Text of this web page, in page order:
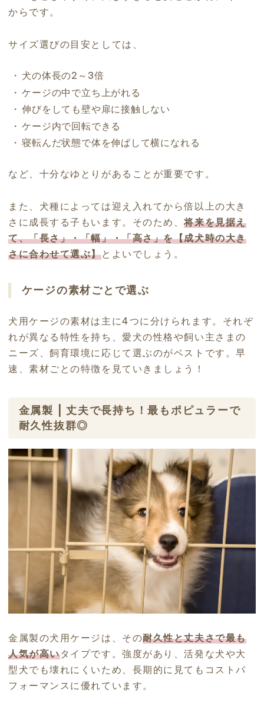
からです。
サイズ選びの目安としては、
犬の体長の2～3倍
ケージの中で立ち上がれる
伸びをしても壁や扉に接触しない
ケージ内で回転できる
寝転んだ状態で体を伸ばして横になれる
など、十分なゆとりがあることが重要です。
また、犬種によっては迎え入れてから倍以上の大き
さに成長する子もいます。そのため、将来を見据え
て、「長さ」・「幅」・「高さ」を【成犬時の大き
さに合わせて選ぶ】とよいでしょう。
ケージの素材ごとで選ぶ
犬用ケージの素材は主に4つに分けられます。それぞ
れが異なる特性を持ち、愛犬の性格や飼い主さまの
ニーズ、飼育環境に応じて選ぶのがベストです。早
速、素材ごとの特徴を見ていきましょう！
金属製 | 丈夫で長持ち！最もポピュラーで
耐久性抜群◎
金属製の犬用ケージは、その耐久性と丈夫さで最も
人気が高いタイプです。強度があり、活発な犬や大
型犬でも壊れにくいため、長期的に見てもコストパ
フォーマンスに優れています。